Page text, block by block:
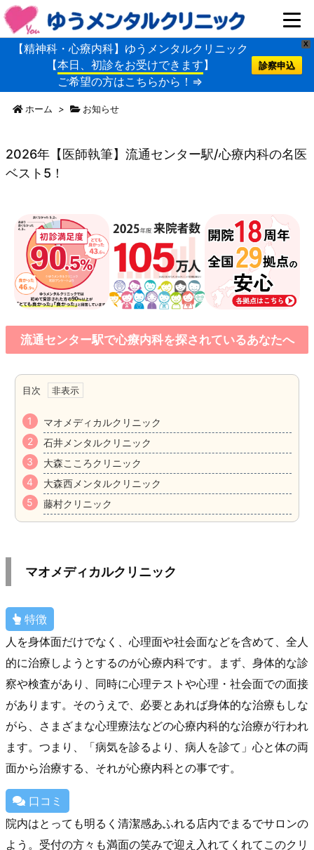
X
【精神科・心療内科】ゆうメンタルクリニック
【本日、初診をお受けできます】
ご希望の方はこちらから！⇒
診察申込
ホーム > お知らせ
2026年【医師執筆】流通センター駅/心療内科の名医
ベスト5！
流通センター駅で心療内科を探されているあなたへ
目次
マオメディカルクリニック
石井メンタルクリニック
大森こころクリニック
大森西メンタルクリニック
藤村クリニック
マオメディカルクリニック
特徴
人を身体面だけでなく、心理面や社会面などを含めて、全人
的に治療しようとするのが心療内科です。まず、身体的な診
察や検査があり、同時に心理テストや心理・社会面での面接
があります。そのうえで、必要とあれば身体的な治療もしな
がら、さまざまな心理療法などの心療内科的な治療が行われ
ます。つまり、「病気を診るより、病人を診て」心と体の両
面から治療する、それが心療内科との事です。
口コミ
院内はとっても明るく清潔感あふれる店内でまるでサロンの
よう。受付の方々も満面の笑みで迎え入れてくれてこのクリ